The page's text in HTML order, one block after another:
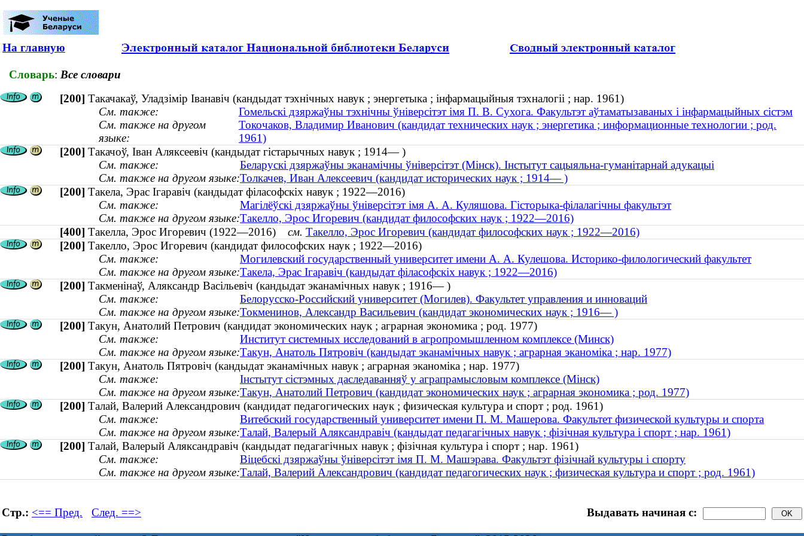
На главную
Словарь: Все словари
[200] Такачакаў, Уладзімір Іванавіч (кандыдат тэхнічных навук ; энергетыка ; інфармацыйныя тэхналогіі ; нар. 1961)
См. также:
Гомельскі дзяржаўны тэхнічны ўніверсітэт імя П. В. Сухога. Факультэт аўтаматызаваных і інфармацыйных сістэм
См. также на другом
языке:
Токочаков, Владимир Иванович (кандидат технических наук ; энергетика ; информационные технологии ; род.
1961)
[200] Такачоў, Іван Аляксеевіч (кандыдат гістарычных навук ; 1914— )
См. также:
Беларускі дзяржаўны эканамічны ўніверсітэт (Мінск). Інстытут сацыяльна-гуманітарнай адукацыі
См. также на другом языке:Толкачев, Иван Алексеевич (кандидат исторических наук ; 1914— )
[200] Такела, Эрас Ігаравіч (кандыдат філасофскіх навук ; 1922—2016)
См. также:
Магілёўскі дзяржаўны ўніверсітэт імя А. А. Куляшова. Гісторыка-філалагічны факультэт
См. также на другом языке:Такелло, Эрос Игоревич (кандидат философских наук ; 1922—2016)
[400] Такелла, Эрос Игоревич (1922—2016) см. Такелло, Эрос Игоревич (кандидат философских наук ; 1922—2016)
[200] Такелло, Эрос Игоревич (кандидат философских наук ; 1922—2016)
См. также:
Могилевский государственный университет имени А. А. Кулешова. Историко-филологический факультет
См. также на другом языке:Такела, Эрас Ігаравіч (кандыдат філасофскіх навук ; 1922—2016)
[200] Такменінаў, Аляксандр Васільевіч (кандыдат эканамічных навук ; 1916— )
См. также:
Белорусско-Российский университет (Могилев). Факультет управления и инноваций
См. также на другом языке:Токменинов, Александр Васильевич (кандидат экономических наук ; 1916— )
[200] Такун, Анатолий Петрович (кандидат экономических наук ; аграрная экономика ; род. 1977)
См. также:
Институт системных исследований в агропромышленном комплексе (Минск)
См. также на другом языке:Такун, Анатоль Пятровіч (кандыдат эканамічных навук ; аграрная эканоміка ; нар. 1977)
[200] Такун, Анатоль Пятровіч (кандыдат эканамічных навук ; аграрная эканоміка ; нар. 1977)
См. также:
Інстытут сістэмных даследаванняў у аграпрамысловым комплексе (Мінск)
См. также на другом языке:Такун, Анатолий Петрович (кандидат экономических наук ; аграрная экономика ; род. 1977)
[200] Талай, Валерий Александрович (кандидат педагогических наук ; физическая культура и спорт ; род. 1961)
См. также:
Витебский государственный университет имени П. М. Машерова. Факультет физической культуры и спорта
См. также на другом языке:Талай, Валерый Аляксандравіч (кандыдат педагагічных навук ; фізічная культура і спорт ; нар. 1961)
[200] Талай, Валерый Аляксандравіч (кандыдат педагагічных навук ; фізічная культура і спорт ; нар. 1961)
См. также:
Віцебскі дзяржаўны ўніверсітэт імя П. М. Машэрава. Факультэт фізічнай культуры і спорту
См. также на другом языке:Талай, Валерий Александрович (кандидат педагогических наук ; физическая культура и спорт ; род. 1961)
Стр.: <== Пред. След. ==> Выдавать начиная с: